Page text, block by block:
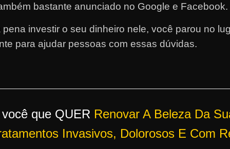
bastante anunciado no Google e Facebook.
investir o seu dinheiro nele, você parou no
para ajudar pessoas com essas dúvidas.
que QUER Renovar A Beleza Da
Invasivos, Dolorosos E Com